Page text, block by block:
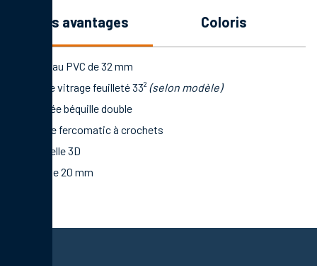
les avantages coloris
Panneau PVC de 32 mm
Double vitrage feuilleté 33²(selon modèle)
Poignée béquille double
Serrure fercomatic à crochets
Paumelle 3D
Seuil de 20 mm